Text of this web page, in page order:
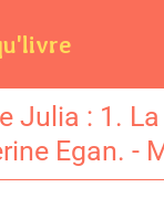
Julia : 1.
Egan. -